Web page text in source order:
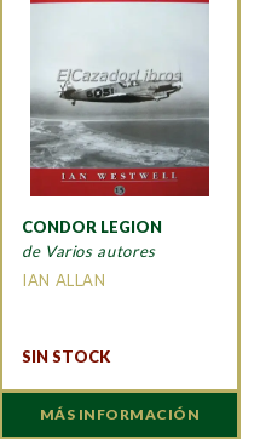
CONDOR LEGION
de Varios autores
IAN ALLAN
SIN STOCK
MÁS INFORMACIÓN